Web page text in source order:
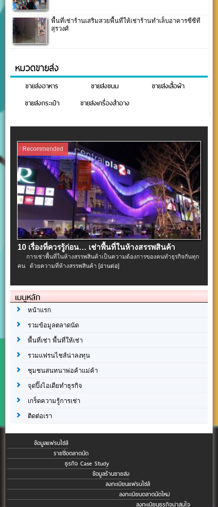
พื้นที่เช่าร้านเสริมสวยพื้นที่ให้เช่าร้านทำเล็บอาคารซีซีที
สุรวงศ์
หมวดขายส่ง
ขายส่งอาหาร ขายส่งขนม
ขายส่งเสื้อผ้า
ขายส่งกระเป๋า
ขายส่งเครื่องสำอาง
Recommended
10 เรื่องที่ควรรู้ก่อน… เช่าพื้นที่ในห้างสรรพสินค้า
การเช่าพื้นที่ในห้างสรรพสินค้าเป็นความต้องการของคนทำธุรกิจกันทุก
คน ด้วยความที่ห้างสรรพสินค้า[อ่านต่อ]
เมนูหลัก
หน้าแรก
รวมข้อมูลตลาดนัด
พื้นที่เช่า พื้นที่ให้เช่า
รวมแฟรนไชส์น่าลงทุน
ชุมชนสนทนาพ่อค้าแม่ค้า
จุดปิ๊งไอเดียทำธุรกิจ
เกร็ดความรู้การเช่า
ติดต่อเรา
ข้อมูลแฟรนไชส์
รายชื่อตลาดนัด
ธุรกิจ Case Study
ข้อมูลร้านขายส่ง
ลงทะเบียนแฟรนไชส์
ลงทะเบียนตลาดนัดใหม่
ลงทะเบียนธุรกิจน่าสนใจ